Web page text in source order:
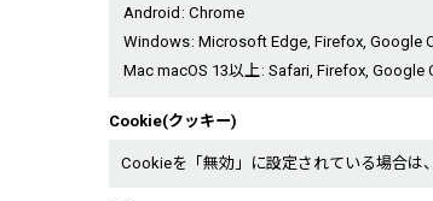
Android : Chrome
Windows: Microsoft Edge, Firefox, Google
Mac macOS 13以上: Safari, Firefox, Google
Cookie(クッキー)
Cookieを「無効」に設定されている場合は